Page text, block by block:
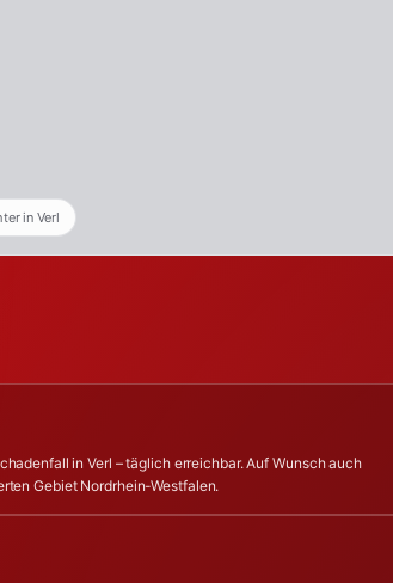
in Verl
in Verl – täglich erreichbar. Auf Wunsch auch
Gebiet Nordrhein-Westfalen.